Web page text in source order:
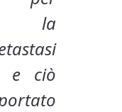
la
e ciò